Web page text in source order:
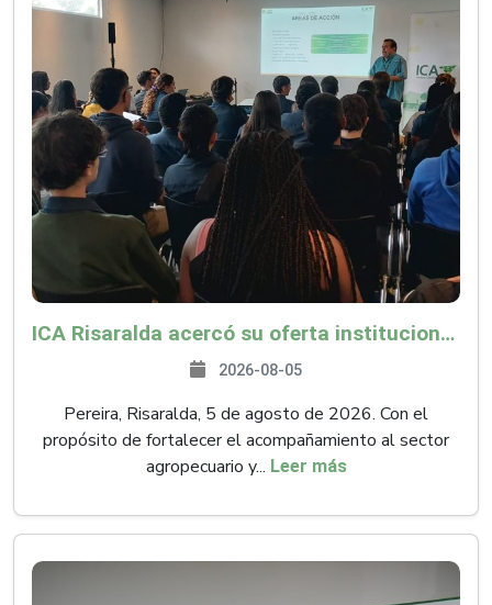
ICA Risaralda acercó su oferta institucional a productores y emprendedores en Expocamello
2026-08-05
Pereira, Risaralda, 5 de agosto de 2026. Con el
propósito de fortalecer el acompañamiento al sector
agropecuario y... Leer más